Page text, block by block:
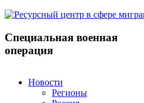
Специальная военная
операция
Новости
Регионы